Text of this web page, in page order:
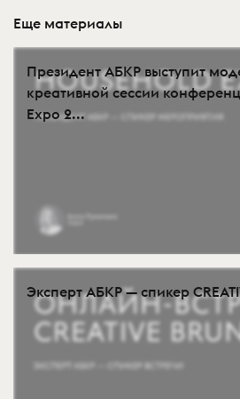
Еще материалы
Президент АБКР выступит
креативной сессии
Expo 2...
Эксперт АБКР — спикер